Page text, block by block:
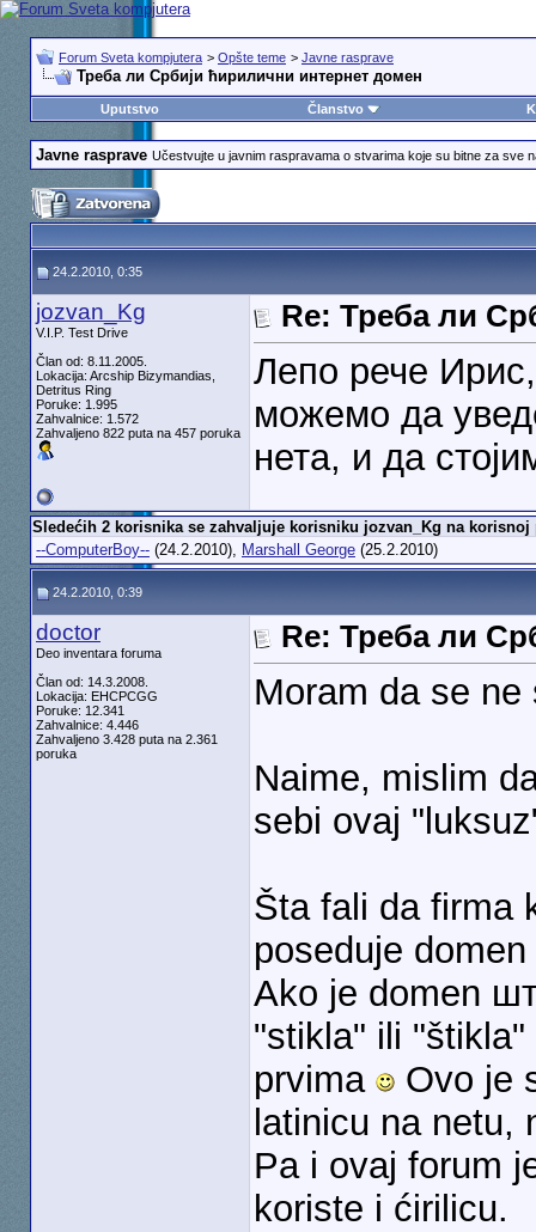
Forum Sveta kompjutera > Opšte teme > Javne rasprave
Треба ли Србији ћирилични интернет домен
Uputstvo Članstvo
Javne rasprave Učestvujte u javnim raspravama o stvarima koje su bitne za sve
24.2.2010, 0:35
jozvan_Kg
V.I.P. Test Drive
Član od: 8.11.2005.
Lokacija: Arcship Bizymandias,
Detritus Ring
Poruke: 1.995
Zahvalnice: 1.572
Zahvaljeno 822 puta na 457 poruka
Re: Треба ли
Лепо рече
можемо да
нета, и да
Sledećih 2 korisnika se zahvaljuje korisniku jozvan_Kg na korisnoj
--ComputerBoy--(24.2.2010), Marshall George(25.2.2010)
24.2.2010, 0:39
doctor
Deo inventara foruma
Član od: 14.3.2008.
Lokacija: EHCPCGG
Poruke: 12.341
Zahvalnice: 4.446
Zahvaljeno 3.428 puta na 2.361
poruka
Re: Треба ли
Moram da se
Naime, mislim
sebi ovaj
Šta fali da firma
poseduje
Ako je domen
"stikla" ili
prvima
Ovo je
latinicu na netu,
Pa i ovaj forum
koriste i ćirilicu.